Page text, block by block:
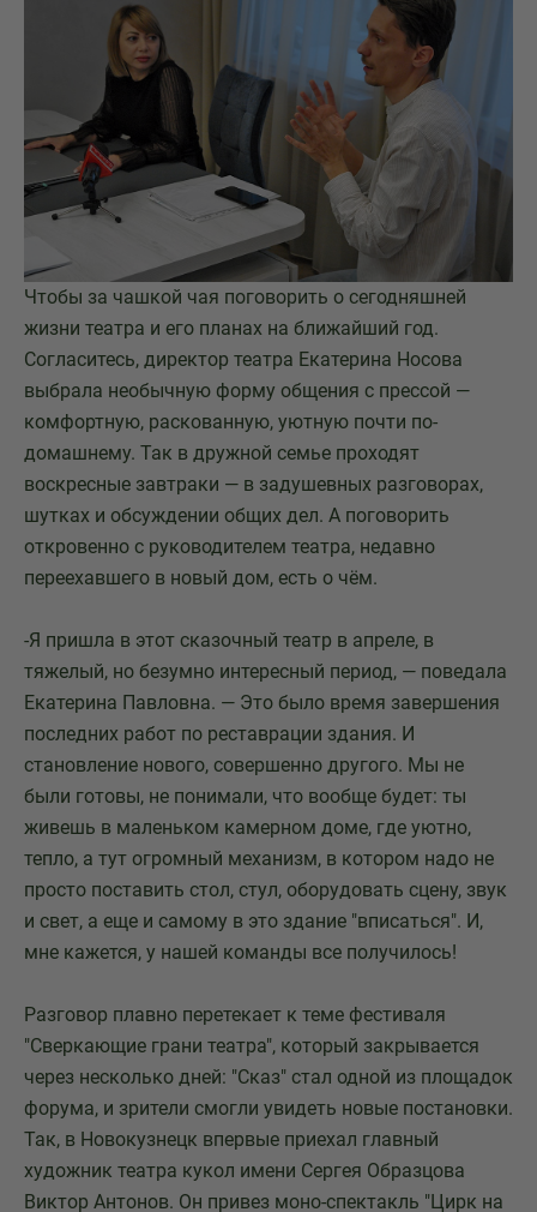
Чтобы за чашкой чая поговорить о сегодняшней
жизни театра и его планах на ближайший год.
Согласитесь, директор театра Екатерина Носова
выбрала необычную форму общения с прессой —
комфортную, раскованную, уютную почти по-
домашнему. Так в дружной семье проходят
воскресные завтраки — в задушевных разговорах,
шутках и обсуждении общих дел. А поговорить
откровенно с руководителем театра, недавно
переехавшего в новый дом, есть о чём.
-Я пришла в этот сказочный театр в апреле, в
тяжелый, но безумно интересный период, — поведала
Екатерина Павловна. — Это было время завершения
последних работ по реставрации здания. И
становление нового, совершенно другого. Мы не
были готовы, не понимали, что вообще будет: ты
живешь в маленьком камерном доме, где уютно,
тепло, а тут огромный механизм, в котором надо не
просто поставить стол, стул, оборудовать сцену, звук
и свет, а еще и самому в это здание "вписаться". И,
мне кажется, у нашей команды все получилось!
Разговор плавно перетекает к теме фестиваля
"Сверкающие грани театра", который закрывается
через несколько дней: "Сказ" стал одной из площадок
форума, и зрители смогли увидеть новые постановки.
Так, в Новокузнецк впервые приехал главный
художник театра кукол имени Сергея Образцова
Виктор Антонов. Он привез моно-спектакль "Цирк на